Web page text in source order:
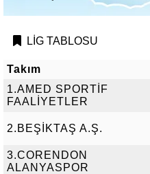
LİG TABLOSU
Takım
1.AMED SPORTİF
FAALİYETLER
2.BEŞİKTAŞ A.Ş.
3.CORENDON
ALANYASPOR